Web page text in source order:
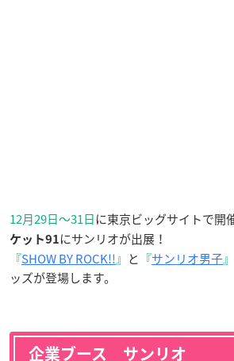
12月29日〜31日に東京ビッグサイトで開
ケット91 にサンリオが出展！
『SHOW BY ROCK!!』 と 『サンリオ男子』
ッズが登場します。
企業ブース サンリオ